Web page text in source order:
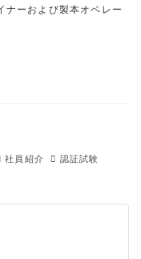
ナーおよび製本オペレー
社員紹介 認証試験